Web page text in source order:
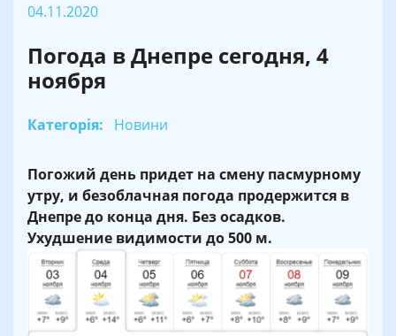
04.11.2020
Погода в Днепре сегодня, 4
ноября
Категорія: Новини
Погожий день придет на смену пасмурному
утру, и безоблачная погода продержится в
Днепре до конца дня. Без осадков.
Ухудшение видимости до 500 м.